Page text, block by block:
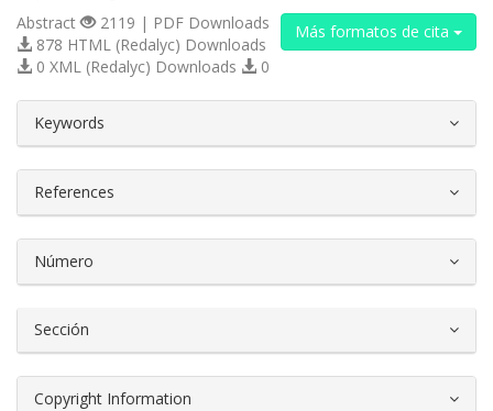
Más formatos de cita
Abstract
2119 | PDF Downloads
878 HTML (Redalyc) Downloads
0 XML (Redalyc) Downloads
0
Keywords
References
Número
Sección
Copyright Information